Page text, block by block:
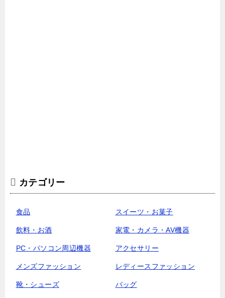
カテゴリー
食品 スイーツ・お菓子
飲料・お酒 家電・カメラ・AV機器
PC・パソコン周辺機器 アクセサリー
メンズファッション レディースファッション
靴・シューズ バッグ